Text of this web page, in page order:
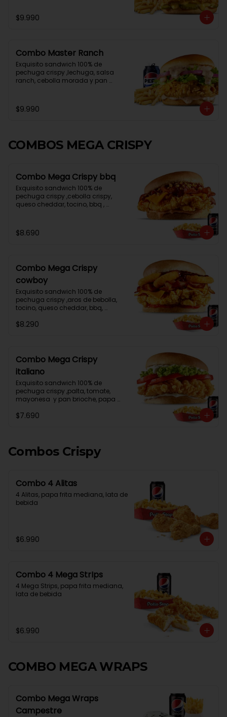
$9.990
Combo Master Ranch
Exquisito sandwich 100% de
pechuga crispy ,lechuga, salsa
ranch, cebolla morada y pan
$9.990
COMBOS MEGA CRISPY
Combo Mega Crispy bbq
Exquisito sandwich 100% de
pechuga crispy ,cebolla crispy,
queso cheddar, tocino, bbq ,
$8.690
Combo Mega Crispy
cowboy
Exquisito sandwich 100% de
pechuga crispy ,aros de bebolla,
tocino, queso cheddar, bbq,
mediana , lata de bebida
$8.290
Combo Mega Crispy
italiano
Exquisito sandwich 100% de
pechuga crispy ,palta, tomate,
mayonesa  y pan brioche, papa
$7.690
Combos Crispy
Combo 4 Alitas
4 Alitas, papa frita mediana, lata de
bebida
$6.990
Combo 4 Mega StrIps
4 Mega Strips, papa frita mediana,
lata de bebida
$6.990
COMBO MEGA WRAPS
Combo Mega Wraps
Campestre